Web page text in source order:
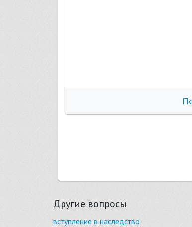
Другие вопросы
вступление в наследство